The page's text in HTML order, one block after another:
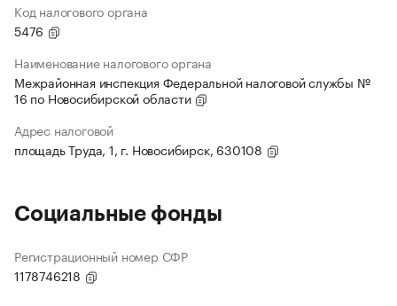
Код налогового органа
5476
Наименование налогового органа
Межрайонная инспекция Федеральной налоговой службы №
16 по Новосибирской области
Адрес налоговой
площадь Труда, 1, г. Новосибирск, 630108
Социальные фонды
Регистрационный номер СФР
1178746218